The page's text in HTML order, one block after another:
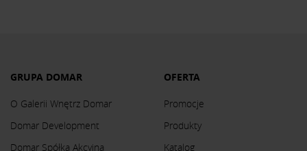
GRUPA DOMAR
O Galerii Wnętrz Domar
Domar Development
Domar Spółka Akcyjna
OFERTA
Promocje
Produkty
Katalog